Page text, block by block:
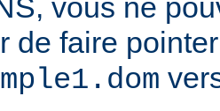
vous ne
de faire